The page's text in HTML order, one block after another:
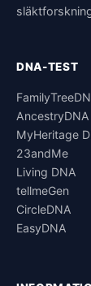
DNA-TEST
AncestryDNA
MyHeritage
23andMe
Living DNA
tellmeGen
CircleDNA
EasyDNA